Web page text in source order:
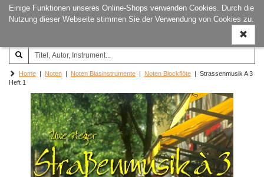
Einige Funktionen unseres Online-Shops verwenden Cookies. Durch die
Nutzung dieser Webseite stimmen Sie der Verwendung von Cookies zu.
ein-/
Joachim‐Trekel‐Musikverlag,
Hamburg
Home | Noten | Noten Blasinstrumente | Noten Blockflöte | Strassenmusik A 3
Heft 1